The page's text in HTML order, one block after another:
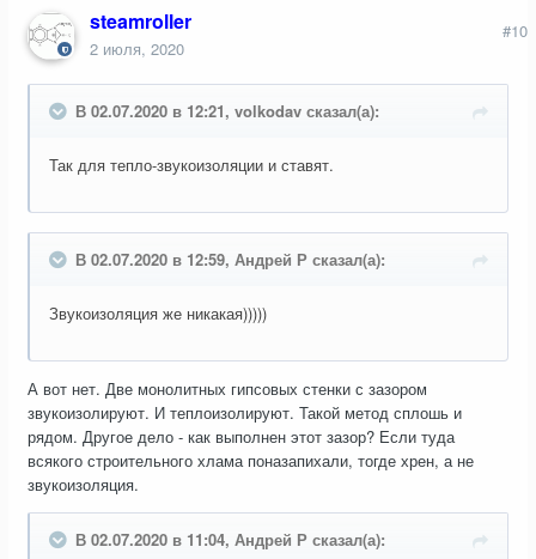
steamroller
2 июля, 2020
#10
В 02.07.2020 в 12:21, volkodav сказал(а):
Так для тепло-звукоизоляции и ставят.
В 02.07.2020 в 12:59, Андрей Р сказал(а):
Звукоизоляция же никакая)))))
А вот нет. Две монолитных гипсовых стенки с зазором
звукоизолируют. И теплоизолируют. Такой метод сплошь и
рядом. Другое дело - как выполнен этот зазор? Если туда
всякого строительного хлама поназапихали, тогде хрен, а не
звукоизоляция.
В 02.07.2020 в 11:04, Андрей Р сказал(а):